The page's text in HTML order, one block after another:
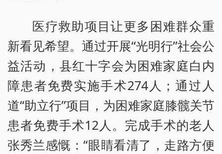
医疗救助项目让更多困难群众重
新看见希望。通过开展“光明行”社会公
益活动，县红十字会为困难家庭白内
障患者免费实施手术274人；通过人
道“助立行”项目，为困难家庭膝髋关节
患者免费手术12人。完成手术的老人
张秀兰感慨：“眼睛看清了，走路方便